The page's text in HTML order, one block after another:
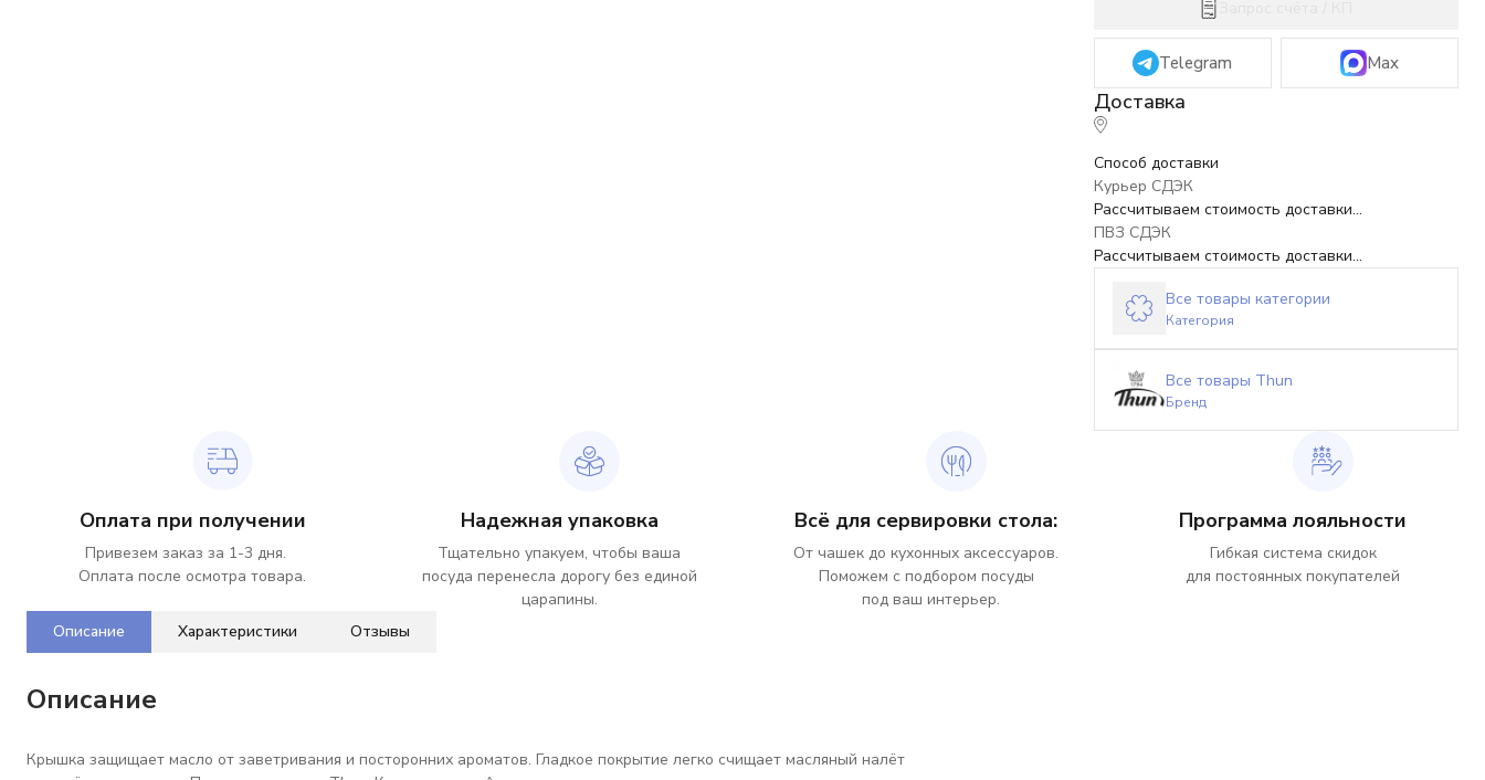
Telegram Max
Способ доставки
Курьер СДЭК
Рассчитываем стоимость доставки...
ПВЗ СДЭК
Рассчитываем стоимость доставки...
Все товары категории
Категория
Все товары Thun
Бренд
Оплата при получении
Привезем заказ за 1-3 дня.
Оплата после осмотра товара.
Надежная упаковка
Тщательно упакуем, чтобы ваша
посуда перенесла дорогу без единой
царапины.
Всё для сервировки стола:
От чашек до кухонных аксессуаров.
Поможем с подбором посуды
под ваш интерьер.
Программа лояльности
Гибкая система скидок
для постоянных покупателей
Описание Характеристики Отзывы
Описание
Крышка защищает масло от заветривания и посторонних ароматов. Гладкое покрытие легко счищает масляный налёт